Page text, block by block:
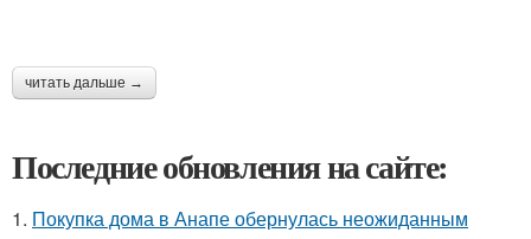
читать дальше →
Последние обновления на сайте:
1. Покупка дома в Анапе обернулась неожиданным